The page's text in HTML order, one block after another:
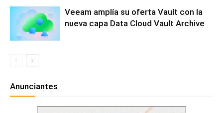
Veeam amplía su oferta Vault con la
nueva capa Data Cloud Vault Archive
Anunciantes